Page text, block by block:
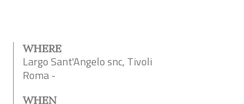
WHERE
Largo Sant'Angelo snc, Tivoli
Roma -
WHEN